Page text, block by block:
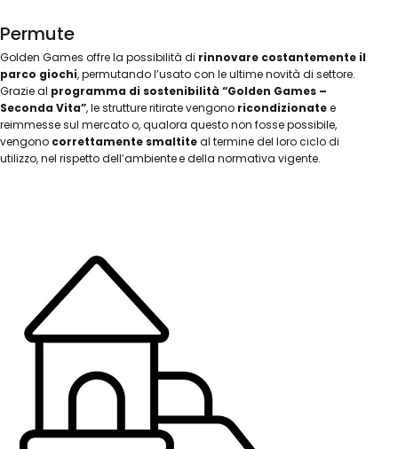
Permute
Golden Games offre la possibilità di rinnovare costantemente il
parco giochi, permutando l’usato con le ultime novità di settore.
Grazie al programma di sostenibilità “Golden Games –
Seconda Vita”, le strutture ritirate vengono ricondizionatee
reimmesse sul mercato o, qualora questo non fosse possibile,
vengono correttamente smaltiteal termine del loro ciclo di
utilizzo, nel rispetto dell’ambiente e della normativa vigente.